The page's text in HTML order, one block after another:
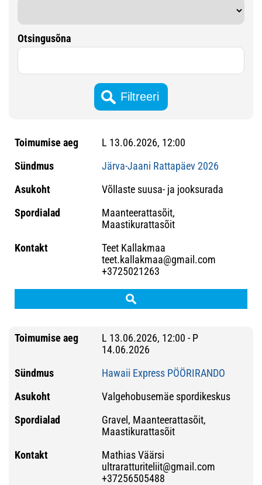
Otsingusõna
L 13.06.2026, 12:00
Järva-Jaani Rattapäev 2026
Võllaste suusa- ja jooksurada
Maanteerattasõit,
Maastikurattasõit
Teet Kallakmaa
teet.kallakmaa@gmail.com
+3725021263
L 13.06.2026, 12:00 - P
14.06.2026
Hawaii Express PÖÖRIRANDO
Valgehobusemäe spordikeskus
Gravel, Maanteerattasõit,
Maastikurattasõit
Mathias Väärsi
ultraratturiteliit@gmail.com
+37256505488